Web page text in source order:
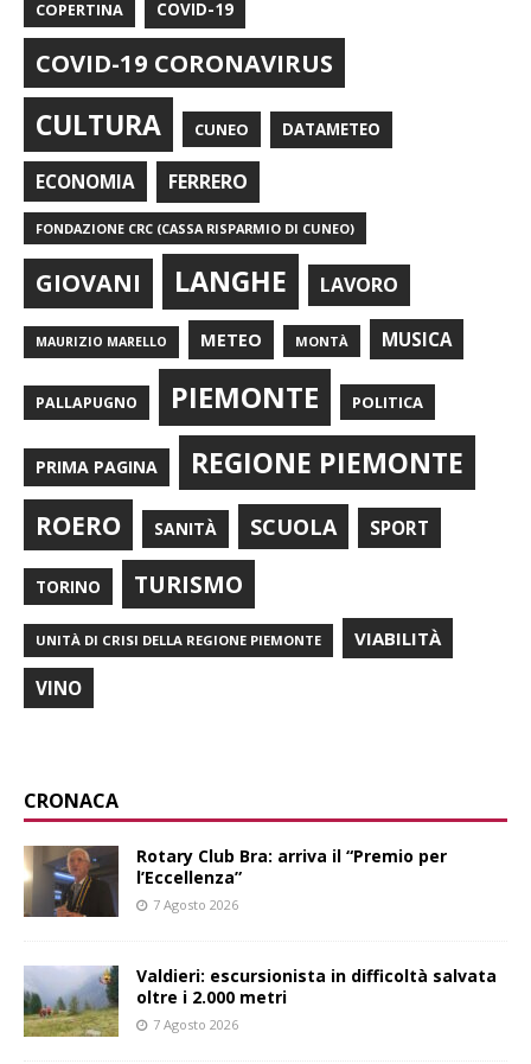
COPERTINA COVID-19
COVID-19 CORONAVIRUS
CULTURA CUNEO DATAMETEO
ECONOMIA FERRERO
FONDAZIONE CRC (CASSA RISPARMIO DI CUNEO)
GIOVANI LANGHE LAVORO
MAURIZIO MARELLO METEO MONTÀ MUSICA
PALLAPUGNO PIEMONTE POLITICA
PRIMA PAGINA REGIONE PIEMONTE
ROERO SANITÀ SCUOLA SPORT
TORINO TURISMO
UNITÀ DI CRISI DELLA REGIONE PIEMONTE VIABILITÀ
VINO
CRONACA
Rotary Club Bra: arriva il “Premio per
l’Eccellenza”
7 Agosto 2026
Valdieri: escursionista in difficoltà salvata
oltre i 2.000 metri
7 Agosto 2026